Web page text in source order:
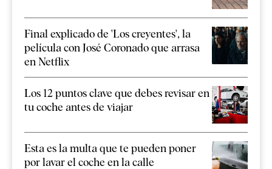
Final explicado de 'Los creyentes', la
película con José Coronado que arrasa
en Netflix
Los 12 puntos clave que debes revisar en
tu coche antes de viajar
Esta es la multa que te pueden poner
por lavar el coche en la calle